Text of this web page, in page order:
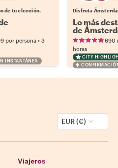
de tu elección.
por persona • 3
INSTANTÁNEA
Disfruta
Lo más
de
690
horas
CITY
EUR (€)
Viajeros